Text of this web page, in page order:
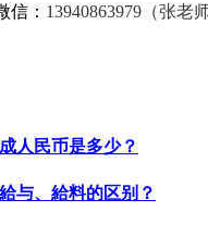
信： 13940863979（张老师
人民币是多少？
与、給料的区别？